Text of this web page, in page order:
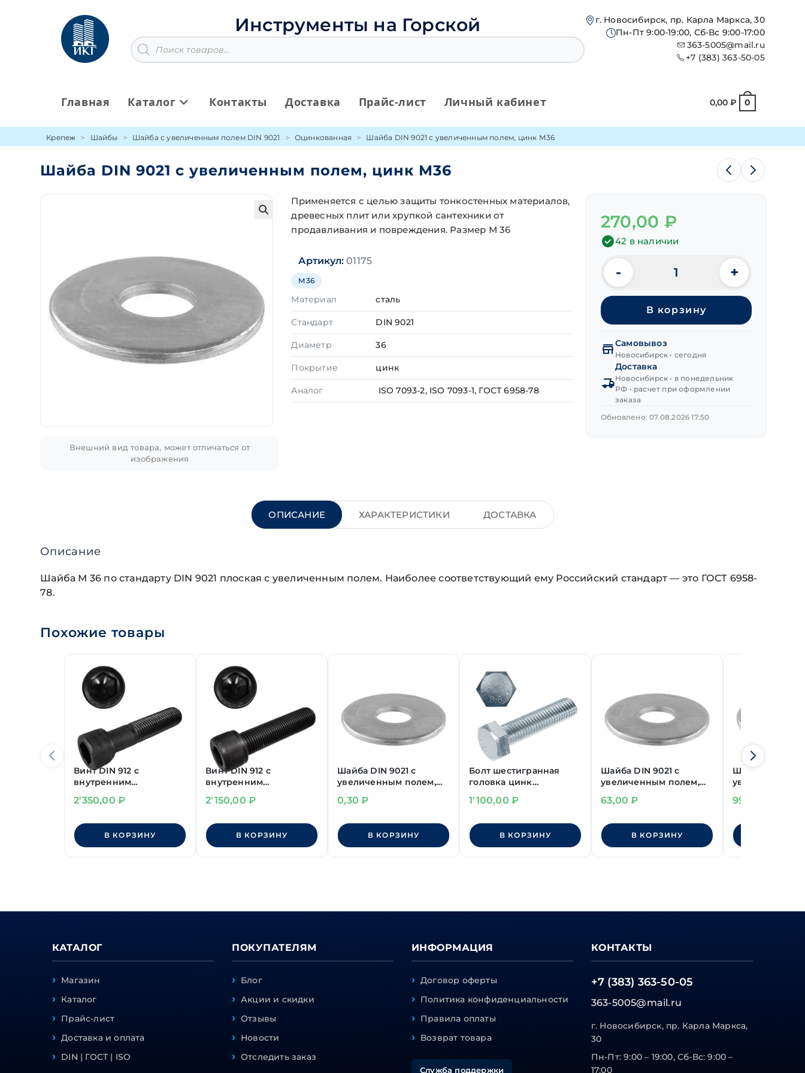
содержимому
Инструменты на Горской
Поиск
товаров
г. Новосибирск, пр. Карла Маркса, 30
Пн-Пт 9:00-19:00, Сб-Вс 9:00-17:00
363-5005@mail.ru
+7 (383) 363-50-05
Главная Каталог Контакты Доставка Прайс-лист Личный кабинет 0,00 ₽ 0
Крепеж Шайбы Шайба с увеличенным полем DIN 9021 Оцинкованная Шайба DIN 9021 с увеличенным полем, цинк М36
Шайба DIN 9021 с увеличенным полем, цинк М36
Внешний вид товара, может отличаться от
изображения
Применяется с целью защиты тонкостенных материалов,
древесных плит или хрупкой сантехники от
продавливания и повреждения. Размер М 36
Артикул:01175
М36
Материал сталь
Стандарт DIN 9021
Диаметр 36
Покрытие цинк
Аналог ISO 7093-2, ISO 7093-1, ГОСТ 6958-78
270,00 ₽
42 в наличии
Количество
товара
Шайба
увеличенным
полем,
цинк
М36
- +
В корзину
Самовывоз
Новосибирск • сегодня
Доставка
Новосибирск • в понедельник
РФ • расчет при оформлении
заказа
Обновлено: 07.08.2026 17:50
ОПИСАНИЕ ХАРАКТЕРИСТИКИ ДОСТАВКА
Описание
Шайба М 36 по стандарту DIN 9021 плоская с увеличенным полем. Наиболее соответствующий ему Российский стандарт — это ГОСТ 6958-
78.
Похожие товары
Винт DIN 912 с
внутренним
М36х120 мм с неполной
2'350,00₽
В КОРЗИНУ
Винт DIN 912 с
внутренним
М36х100 мм с полной
2'150,00₽
В КОРЗИНУ
Шайба DIN 9021 с
увеличенным полем,
0,30₽
В КОРЗИНУ
Болт шестигранная
головка цинк
класс прочности 8.8
1'100,00₽
В КОРЗИНУ
Шайба DIN 9021 с
увеличенным полем,
63,00₽
В КОРЗИНУ
Шайба DIN 9021
увеличенным
99,00
КАТАЛОГ
Магазин
Каталог
Прайс-лист
Доставка и оплата
DIN | ГОСТ | ISO
ПОКУПАТЕЛЯМ
Блог
Акции и скидки
Отзывы
Новости
Отследить заказ
ИНФОРМАЦИЯ
Договор оферты
Политика конфиденциальности
Правила оплаты
Возврат товара
Служба поддержки
КОНТАКТЫ
+7 (383) 363-50-05
363-5005@mail.ru
г. Новосибирск, пр. Карла Маркса,
30
Пн-Пт: 9:00 – 19:00, Сб-Вс: 9:00 –
17:00